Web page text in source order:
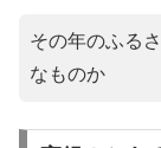
その年のふる
なものか